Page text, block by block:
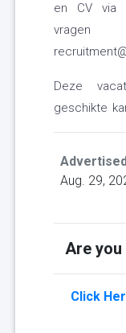
en CV via
vragen
Deze
geschikte
Aug. 29,
Are
Click